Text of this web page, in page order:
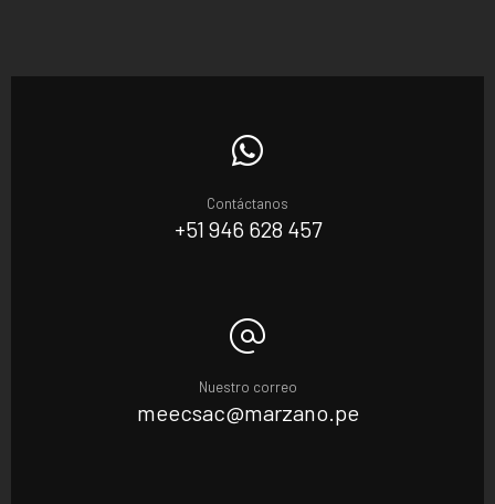
Contáctanos
+51 946 628 457
Nuestro correo
meecsac@marzano.pe